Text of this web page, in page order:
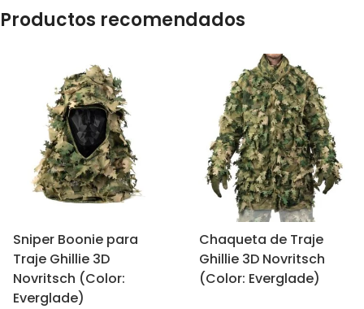
Productos recomendados
Sniper Boonie para
Traje Ghillie 3D
Novritsch (Color:
Everglade)
Chaqueta de Traje
Ghillie 3D Novritsch
(Color: Everglade)